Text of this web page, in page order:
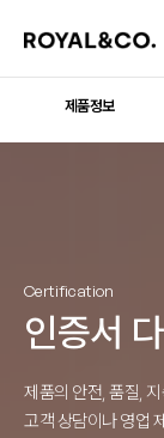
제품정보
Certification
인증서
제품의 안전, 품질,
고객 상담이나 영업